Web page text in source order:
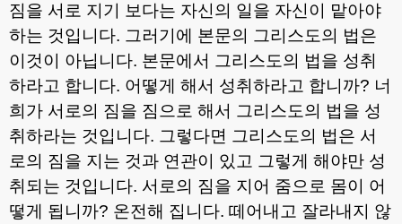
짐을 서로 지기 보다는 자신의 일을 자신이 맡아야
하는 것입니다. 그러기에 본문의 그리스도의 법은
이것이 아닙니다. 본문에서 그리스도의 법을 성취
하라고 합니다. 어떻게 해서 성취하라고 합니까? 너
희가 서로의 짐을 짐으로 해서 그리스도의 법을 성
취하라는 것입니다. 그렇다면 그리스도의 법은 서
로의 짐을 지는 것과 연관이 있고 그렇게 해야만 성
취되는 것입니다. 서로의 짐을 지어 줌으로 몸이 어
떻게 됩니까? 온전해 집니다. 떼어내고 잘라내지 않